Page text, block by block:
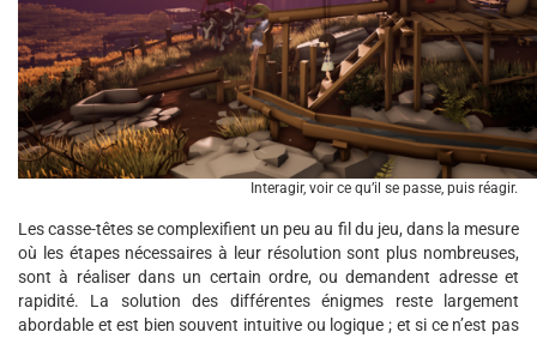
Interagir, voir ce qu’il se passe, puis réagir.
Les casse-têtes se complexifient un peu au fil du jeu, dans la mesure
où les étapes nécessaires à leur résolution sont plus nombreuses,
sont à réaliser dans un certain ordre, ou demandent adresse et
rapidité. La solution des différentes énigmes reste largement
abordable et est bien souvent intuitive ou logique ; et si ce n’est pas